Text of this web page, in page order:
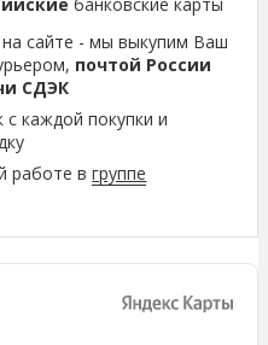
сайте - мы выкупим Ваш
почтой России
СДЭК
каждой покупки и
работе вгруппе